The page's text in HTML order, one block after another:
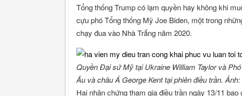
Tổng thống Trump có lạm quyền hay không khi
cựu phó Tổng thống Mỹ Joe Biden, một trong
chạy đua vào Nhà Trắng năm 2020.
Quyền Đại sứ Mỹ tại Ukraine William Taylor và
Âu và châu Á George Kent tại phiên điều trần.
Hai nhân chứng tham gia điều trần ngày 13/11